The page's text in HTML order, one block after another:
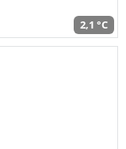
2,1 °C